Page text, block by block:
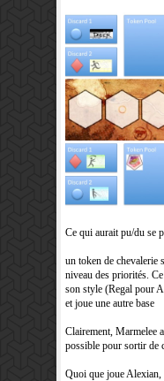
Ce qui aurait pu/du se
un token de chevalerie
niveau des priorités.
son style (Regal pour
et joue une autre base
Clairement, Marmelee
possible pour sortir de
Quoi que joue Alexian,